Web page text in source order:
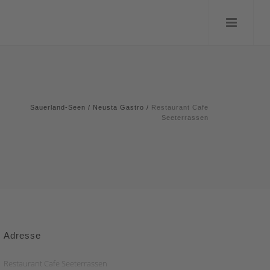
Sauerland-Seen / Neusta Gastro / Restaurant Cafe
Seeterrassen
Adresse
Restaurant Cafe Seeterrassen